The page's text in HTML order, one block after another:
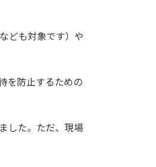
ども対象です）や
を防止するための
した。ただ、現場